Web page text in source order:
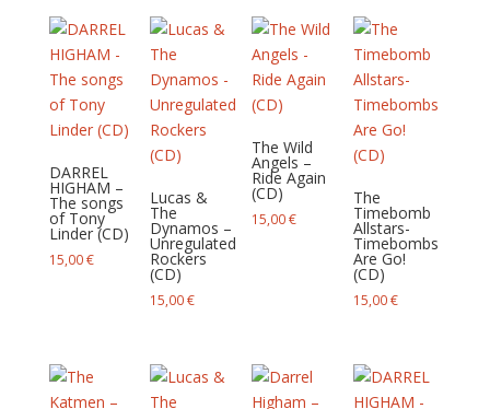
DARREL
HIGHAM –
The songs
of Tony
Linder (CD)
15,00€
Lucas &
The
Dynamos –
Unregulated
Rockers
(CD)
15,00€
The Wild
Angels –
Ride Again
(CD)
15,00€
The
Timebomb
Allstars-
Timebombs
Are Go!
(CD)
15,00€